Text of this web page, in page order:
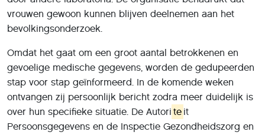
vrouwen gewoon kunnen blijven deelnemen aan het
bevolkingsonderzoek.
Omdat het gaat om een groot aantal betrokkenen en
gevoelige medische gegevens, worden de gedupeerden
stap voor stap geïnformeerd. In de komende weken
ontvangen zij persoonlijk bericht zodra meer duidelijk is
over hun specifieke situatie. De Autori te it
Persoonsgegevens en de Inspectie Gezondheidszorg en